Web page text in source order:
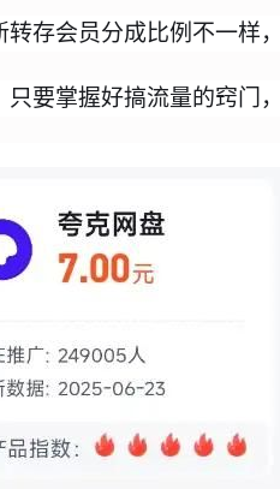
转存会员分成比例不一样
只要掌握好搞流量的窍门